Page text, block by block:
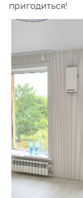
пригодиться!